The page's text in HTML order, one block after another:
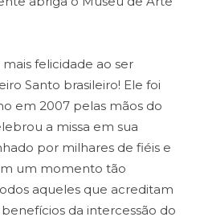
felicidade ao ser
Santo brasileiro! Ele foi
em 2007 pelas mãos do
a missa em sua
por milhares de fiéis e
um momento tão
aqueles que acreditam
da intercessão do